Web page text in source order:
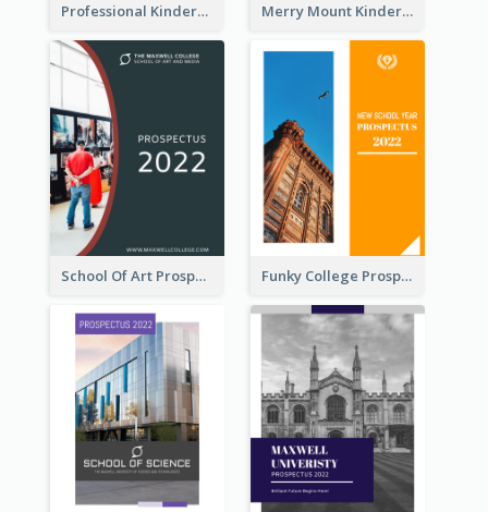
Professional Kindergarten Prospectus Merry Mount Kindergarten Prospectus
School Of Art Prospectus Funky College Prospectus